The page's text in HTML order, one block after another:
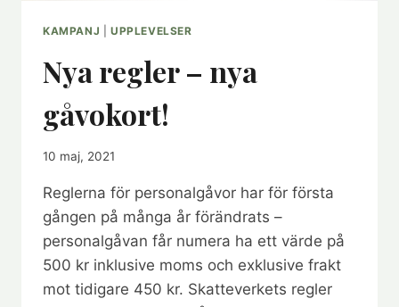
KAMPANJ UPPLEVELSER
Nya regler – nya
gåvokort!
10 maj, 2021
Reglerna för personalgåvor har för första
gången på många år förändrats –
personalgåvan får numera ha ett värde på
500 kr inklusive moms och exklusive frakt
mot tidigare 450 kr. Skatteverkets regler